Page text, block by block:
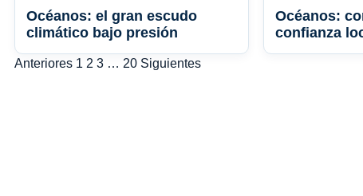
Océanos: el gran escudo
climático bajo presión
Océanos:
confianza
Paginación
Anteriores 1 2 3 … 20 Siguientes